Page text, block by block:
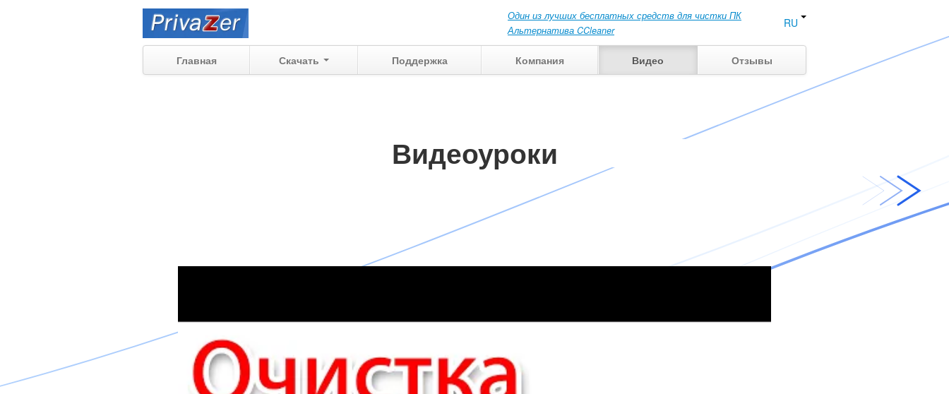
Один из лучших бесплатных средств для чистки ПК
Альтернатива CCleaner
RU
Главная Скачать Поддержка Компания Видео Отзывы
Видеоуроки